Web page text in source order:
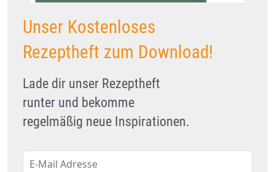
Unser Kostenloses
Rezeptheft zum Download!
Lade dir unser Rezeptheft
runter und bekomme
regelmäßig neue Inspirationen.